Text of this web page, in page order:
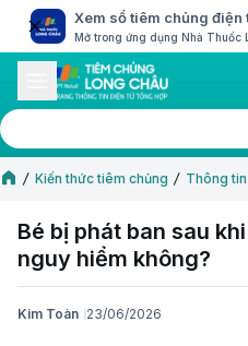
Xem sổ tiêm chủng điện
Mở trong ứng dụng Nhà Thuốc
Kiến thức tiêm chủng Thông
Bé bị phát ban sau
nguy hiểm không?
Kim Toàn 23/06/2026